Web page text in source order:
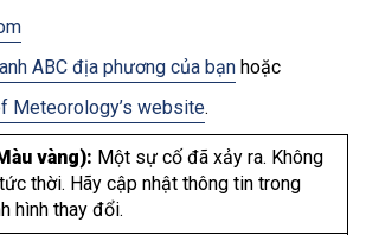
ABC địa phương của bạn hoặc
Meteorology’s website.
vàng): Một sự cố đã xảy ra. Không
thời. Hãy cập nhật thông tin trong
hình thay đổi.